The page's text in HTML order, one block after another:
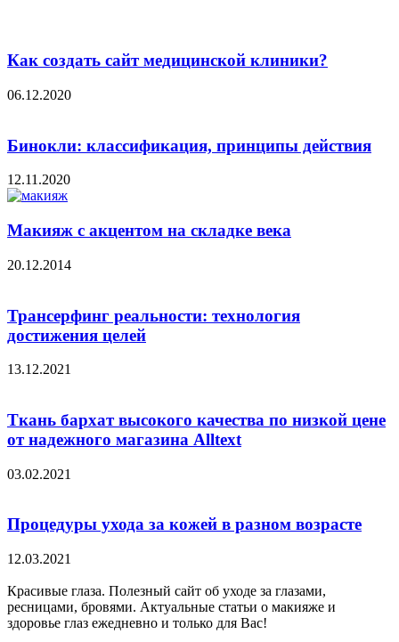
Как создать сайт медицинской клиники?
06.12.2020
Бинокли: классификация, принципы действия
12.11.2020
Макияж с акцентом на складке века
20.12.2014
Трансерфинг реальности: технология
достижения целей
13.12.2021
Ткань бархат высокого качества по низкой цене
от надежного магазина Alltext
03.02.2021
Процедуры ухода за кожей в разном возрасте
12.03.2021
Красивые глаза. Полезный сайт об уходе за глазами,
ресницами, бровями. Актуальные статьи о макияже и
здоровье глаз ежедневно и только для Вас!